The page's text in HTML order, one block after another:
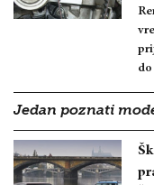
Jedan poznati